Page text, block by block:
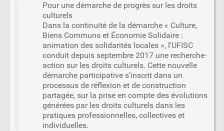
Pour une démarche de progrès sur les droits
culturels
Dans la continuité de la démarche « Culture,
Biens Communs et Économie Solidaire :
animation des solidarités locales », l'UFISC
conduit depuis septembre 2017 une recherche-
action sur les droits culturels. Cette nouvelle
démarche participative s'inscrit dans un
processus de réflexion et de construction
partagée, sur la prise en compte des évolutions
générées par les droits culturels dans les
pratiques professionnelles, collectives et
individuelles.